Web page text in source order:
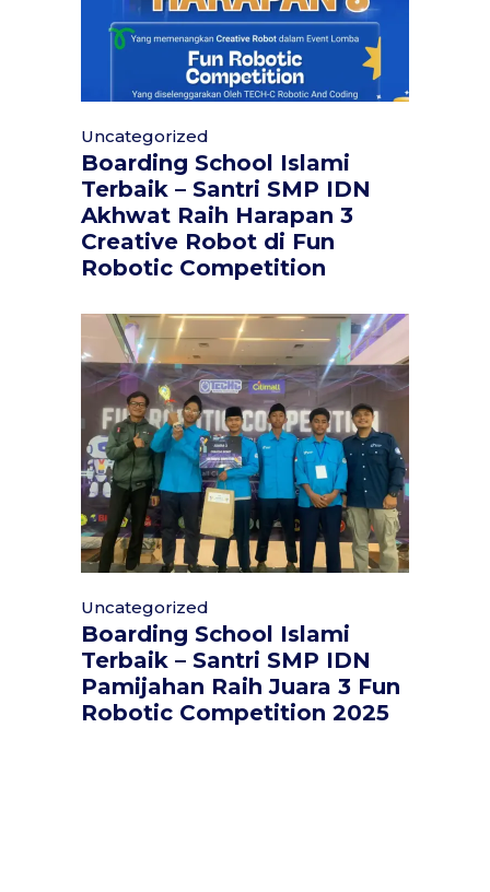
Uncategorized
Boarding School Islami
Terbaik – Santri SMP IDN
Akhwat Raih Harapan 3
Creative Robot di Fun
Robotic Competition
Uncategorized
Boarding School Islami
Terbaik – Santri SMP IDN
Pamijahan Raih Juara 3 Fun
Robotic Competition 2025